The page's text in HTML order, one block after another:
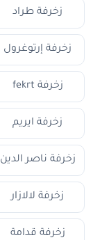
زخرفة طراد
زخرفة إرتوغرول
زخرفة fekrt
زخرفة ايريم
زخرفة ناصر الدين
زخرفة لالازار
زخرفة قدامة